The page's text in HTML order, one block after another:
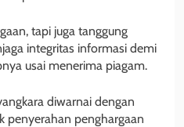
tapi juga tanggung
integritas informasi demi
usai menerima piagam.
diwarnai dengan
penyerahan penghargaan